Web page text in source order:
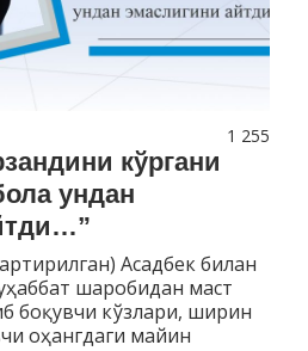
1 255
кўргани
ундан
Асадбек билан
шаробидан маст
боқувчи кўзлари, ширин
оҳангдаги майин